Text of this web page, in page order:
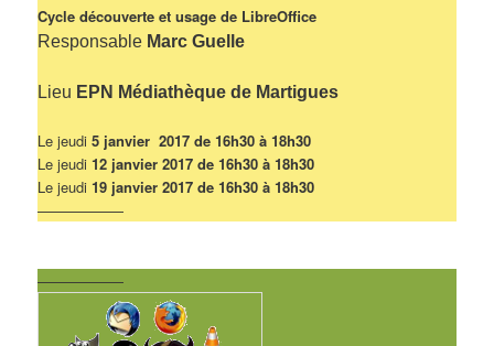
Cycle découverte et usage de LibreOffice
Responsable Marc Guelle
Lieu EPN Médiathèque de Martigues
Le jeudi5 janvier 2017 de 16h30 à 18h30
Le jeudi12 janvier 2017 de 16h30 à 18h30
Le jeudi19 janvier 2017 de 16h30 à 18h30
——————
——————